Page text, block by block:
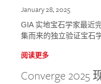
January 28, 2025
GIA 实地宝石学家最近
集而来的独立验证宝石
阅读更多
Converge 2025